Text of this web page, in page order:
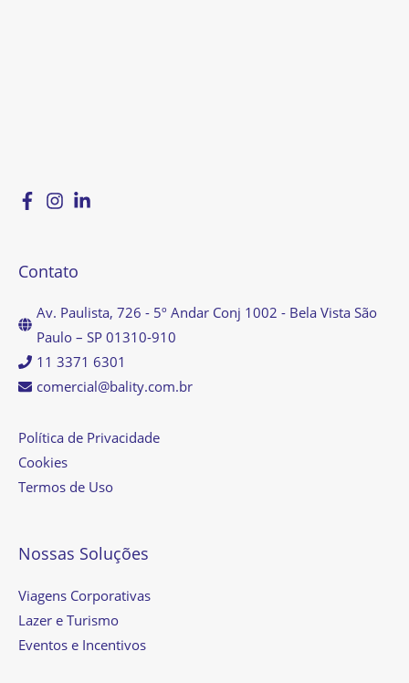
Contato
Av. Paulista, 726 - 5º Andar Conj 1002 - Bela Vista São
Paulo – SP 01310-910
11 3371 6301
comercial@bality.com.br
Política de Privacidade
Cookies
Termos de Uso
Nossas Soluções
Viagens Corporativas
Lazer e Turismo
Eventos e Incentivos